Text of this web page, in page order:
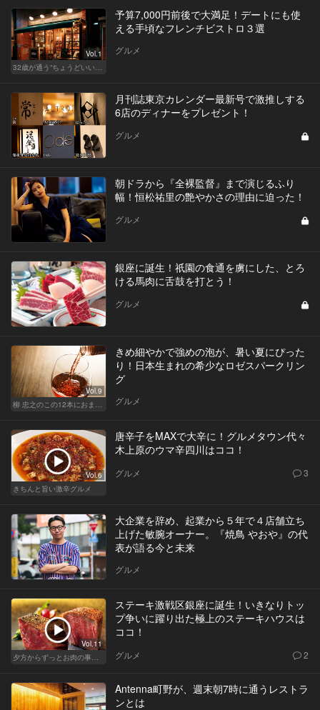
Vol.1
32歳が通う“ちょうどいい”価格の店
予算7,000円前後で大満足！デートにも使
える手頃なフレンチビストロ３選
グルメ
月刊誌東京カレンダー最新号で激推しする
6店のディナーをプレゼント！
グルメ
朝ドラから『全裸監督』まで演じるふり
幅！恒松祐里の艶やかさの理由に迫った！
グルメ
銀座に誕生！祇園の食通を虜にした、とろ
ける馬肉に舌鼓を打とう！
グルメ
Vol.9
柳 忠之のこの12本におまかせ
きめ細やかで強めの泡が、暑い夏にぴった
り！日本生まれの希少なロゼスパークリン
グ
グルメ
Vol.6
きちんと旨い激辛グルメ
唐辛子をMAXで大辛に！グルメタウン代々
木上原のウマ辛四川はココ！
グルメ 3
大企業を辞め、起業から５年で４店舗立ち
上げた敏腕オーナー。『焼鳥 やおや』の代
表が語る今と未来
グルメ
Vol.11
ステーキ激戦区銀座に誕生！いきなりトッ
プ争いに躍り出た極上のステーキハウスは
ココ！
グルメ 2
Antenna町野が、週末朝7時に通うレストラ
ンとは